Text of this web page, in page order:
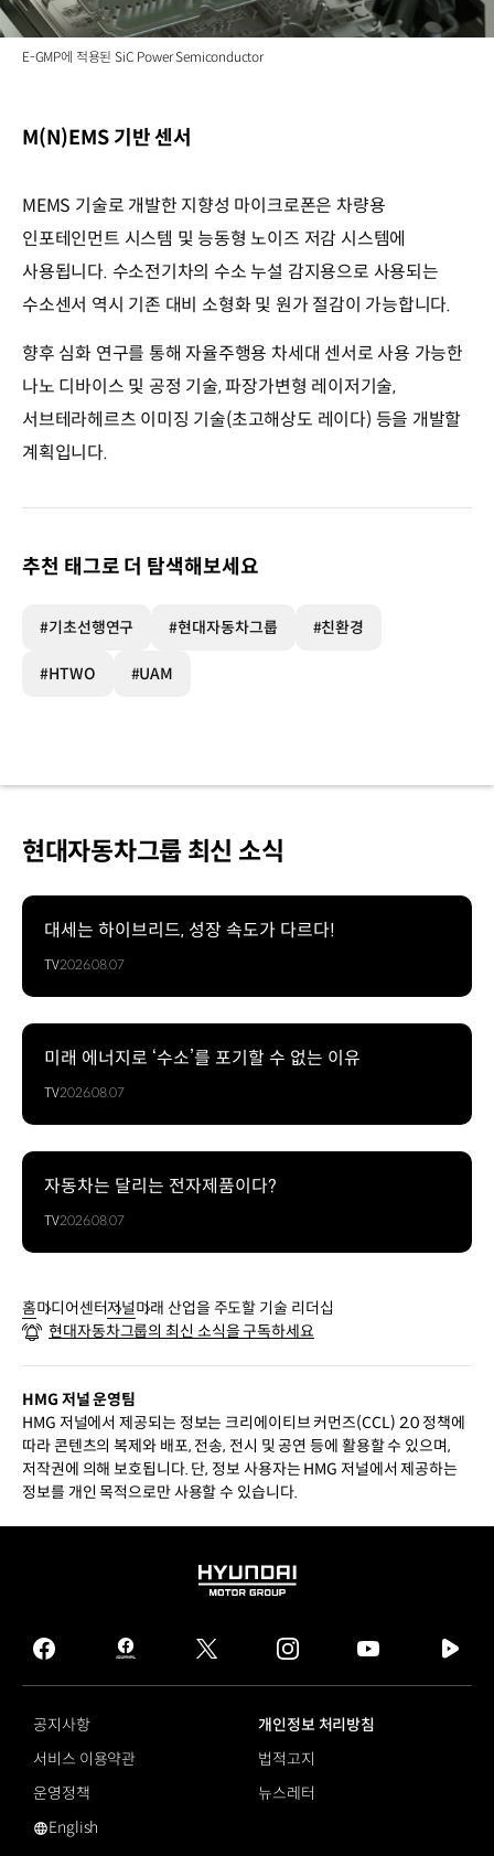
E-GMP에 적용된 SiC Power Semiconductor
M(N)EMS 기반 센서
MEMS 기술로 개발한 지향성 마이크로폰은 차량용
인포테인먼트 시스템 및 능동형 노이즈 저감 시스템에
사용됩니다. 수소전기차의 수소 누설 감지용으로 사용되는
수소센서 역시 기존 대비 소형화 및 원가 절감이 가능합니다.
향후 심화 연구를 통해 자율주행용 차세대 센서로 사용 가능한
나노 디바이스 및 공정 기술, 파장가변형 레이저기술,
서브테라헤르츠 이미징 기술(초고해상도 레이다) 등을 개발할
계획입니다.
추천 태그로 더 탐색해보세요
#기초선행연구 #현대자동차그룹 #친환경
#HTWO #UAM
현대자동차그룹 최신 소식
대세는 하이브리드, 성장 속도가 다르다!
TV2026.08.07
미래 에너지로 ‘수소’를 포기할 수 없는 이유
TV2026.08.07
자동차는 달리는 전자제품이다?
TV2026.08.07
홈미디어센터저널미래 산업을 주도할 기술 리더십
현대자동차그룹의 최신 소식을 구독하세요
HMG 저널 운영팀
HMG 저널에서 제공되는 정보는 크리에이티브 커먼즈(CCL) 2.0 정책에
따라 콘텐츠의 복제와 배포, 전송, 전시 및 공연 등에 활용할 수 있으며,
저작권에 의해 보호됩니다. 단, 정보 사용자는 HMG 저널에서 제공하는
정보를 개인 목적으로만 사용할 수 있습니다.
HYUNDAI
GROUP
facebook
hmg
journal
twitter instagram
tv
공지사항
개인정보 처리방침
서비스 이용약관
법적고지
운영정책
뉴스레터
영문 사이트로 이동
English